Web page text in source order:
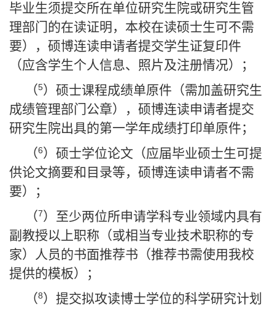
毕业生须提交所在单位研究生院或研究生管
理部门的在读证明，本校在读硕士生可不需
要），硕博连读申请者提交学生证复印件
（应含学生个人信息、照片及注册情况）；
（5）硕士课程成绩单原件（需加盖研究生
成绩管理部门公章），硕博连读申请者提交
研究生院出具的第一学年成绩打印单原件；
（6）硕士学位论文（应届毕业硕士生可提
供论文摘要和目录等，硕博连读申请者不需
要）；
（7）至少两位所申请学科专业领域内具有
副教授以上职称（或相当专业技术职称的专
家）人员的书面推荐书（推荐书需使用我校
提供的模板）；
（8）提交拟攻读博士学位的科学研究计划